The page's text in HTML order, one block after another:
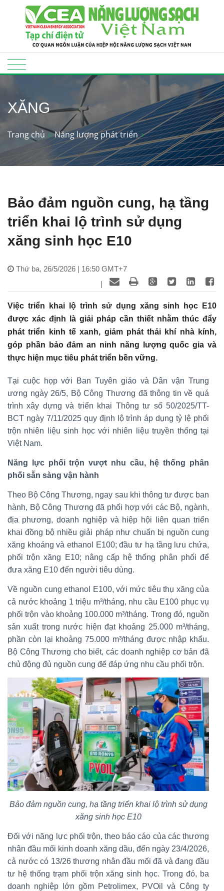
XĂNG
Trang chủ Năng lượng phát triển
Bảo đảm nguồn cung, hạ tầng
triển khai lộ trình sử dụng
xăng sinh học E10
Thứ ba, 26/5/2026 | 16:50 GMT+7
|
Việc triển khai lộ trình sử dụng xăng sinh học E10
được xác định là giải pháp cần thiết nhằm thúc đẩy
phát triển kinh tế xanh, giảm phát thải khí nhà kính,
góp phần bảo đảm an ninh năng lượng quốc gia và
thực hiện mục tiêu phát triển bền vững.
Tại cuộc họp với Ban Tuyên giáo và Dân vận Trung
ương ngày 26/5, Bộ Công Thương đã thông tin về quá
trình xây dựng và triển khai Thông tư số 50/2025/TT-
BCT ngày 7/11/2025 quy định lộ trình áp dụng tỷ lệ phối
trộn nhiên liệu sinh học với nhiên liệu truyền thống tại
Việt Nam.
Năng lực phối trộn vượt nhu cầu, hệ thống phân
phối sẵn sàng vận hành
Theo Bộ Công Thương, ngay sau khi thông tư được ban
hành, Bộ Công Thương đã phối hợp với các Bộ, ngành,
địa phương, doanh nghiệp và hiệp hội liên quan triển
khai đồng bộ nhiều giải pháp như chuẩn bị nguồn cung
xăng khoáng và ethanol E100; đầu tư hạ tầng lưu chứa,
phối trộn xăng E10; nâng cấp hệ thống phân phối để
đưa xăng E10 đến người tiêu dùng.
Về nguồn cung ethanol E100, với mức tiêu thụ xăng của
cả nước khoảng 1 triệu m³/tháng, nhu cầu E100 phục vụ
phối trộn vào khoảng 100.000 m³/tháng. Trong đó, nguồn
sản xuất trong nước hiện đạt khoảng 25.000 m³/tháng,
phần còn lại khoảng 75.000 m³/tháng được nhập khẩu.
Bộ Công Thương cho biết, các doanh nghiệp cơ bản đã
chủ động đủ nguồn cung để đáp ứng nhu cầu phối trộn.
Bảo đảm nguồn cung, hạ tầng triển khai lộ trình sử dụng
xăng sinh học E10
Đối với năng lực phối trộn, theo báo cáo của các thương
nhân đầu mối kinh doanh xăng dầu, đến ngày 23/4/2026,
cả nước có 13/26 thương nhân đầu mối đã và đang đầu
tư hệ thống trạm phối trộn xăng sinh học. Trong đó, ba
doanh nghiệp lớn gồm Petrolimex, PVOil và Công ty